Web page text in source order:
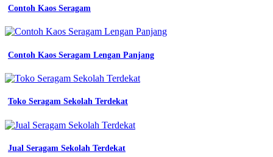
honorer
baju
kantor
jual
kerja
wearpack
safety
terusan
Contoh Kaos Seragam
Contoh Kaos Seragam Lengan Panjang
Toko Seragam Sekolah Terdekat
Jual Seragam Sekolah Terdekat